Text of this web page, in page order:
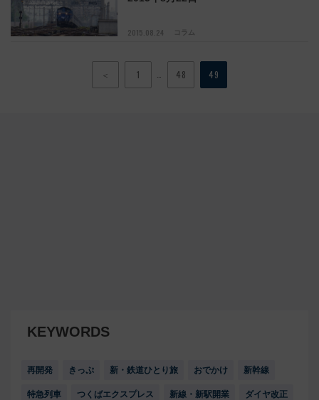
2015.08.24 コラム
＜ 1 48 49
KEYWORDS
再開発 きっぷ 新・鉄道ひとり旅 おでかけ 新幹線
特急列車 つくばエクスプレス 新線・新駅開業 ダイヤ改正